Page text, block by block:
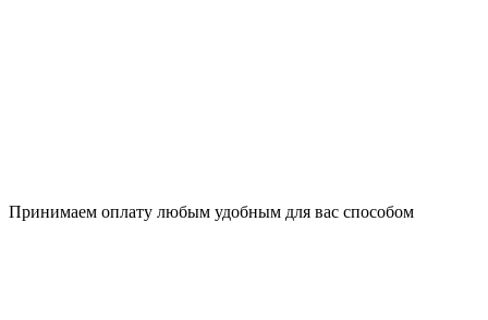
Принимаем оплату любым удобным для вас способом